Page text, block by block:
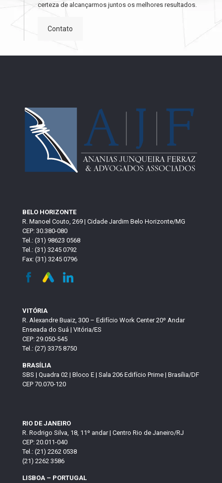
certeza de alcançarmos juntos os melhores resultados.
Contato
BELO HORIZONTE
R. Manoel Couto, 269 | Cidade Jardim Belo Horizonte/MG
CEP: 30.380-080
Tel.: (31) 98623 0568
Tel.: (31) 3245 0792
Fax: (31) 3245 0796
VITÓRIA
R. Alexandre Buaiz, 300 – Edifício Work Center 20º Andar
Enseada do Suá | Vitória/ES
CEP: 29.050-545
Tel.: (27) 3375 8750
BRASÍLIA
SBS | Quadra 02 | Bloco E | Sala 206 Edifício Prime | Brasília/DF
CEP 70.070-120
RIO DE JANEIRO
R. Rodrigo Silva, 18, 11º andar | Centro Rio de Janeiro/RJ
CEP: 20.011-040
Tel.: (21) 2262 0538
(21) 2262 3586
LISBOA – PORTUGAL